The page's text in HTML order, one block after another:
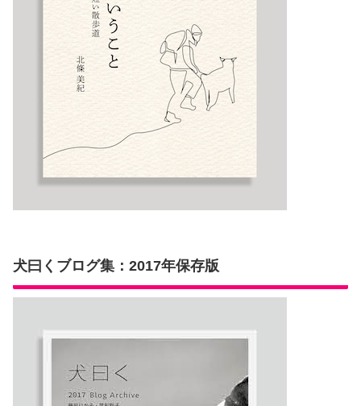
犬曰くブログ集：2017年保存版